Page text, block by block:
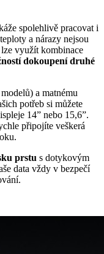
spolehlivě pracovat i
a nárazy nejsou
využít kombinace
dokoupení druhé
a matnému
potřeb si můžete
14” nebo 15,6”.
připojíte veškerá
prstu s dotykovým
data vždy v bezpečí